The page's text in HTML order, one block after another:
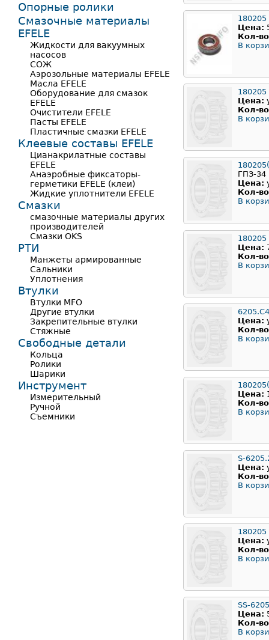
180205
Цена:
Кол-
В
180205
Цена:
Кол-
В
ГПЗ-34
Цена:
Кол-
В
180205
Цена:
Кол-
В
6205.C4
Цена:
Кол-
В
Цена:
Кол-
В
S-
Цена:
Кол-
В
180205
Цена:
Кол-
В
SS-
Цена:
Кол-
В
Опорные ролики
Смазочные материалы
EFELE
Жидкости для вакуумных
насосов
СОЖ
Аэрозольные материалы EFELE
Масла EFELE
Оборудование для смазок
EFELE
Очистители EFELE
Пасты EFELE
Пластичные смазки EFELE
Клеевые составы EFELE
Цианакрилатные составы
EFELE
Анаэробные фиксаторы-
герметики EFELE (клеи)
Жидкие уплотнители EFELE
Смазки
смазочные материалы других
производителей
Смазки OKS
РТИ
Манжеты армированные
Сальники
Уплотнения
Втулки
Втулки MFO
Другие втулки
Закрепительные втулки
Стяжные
Свободные детали
Кольца
Ролики
Шарики
Инструмент
Измерительный
Ручной
Съемники